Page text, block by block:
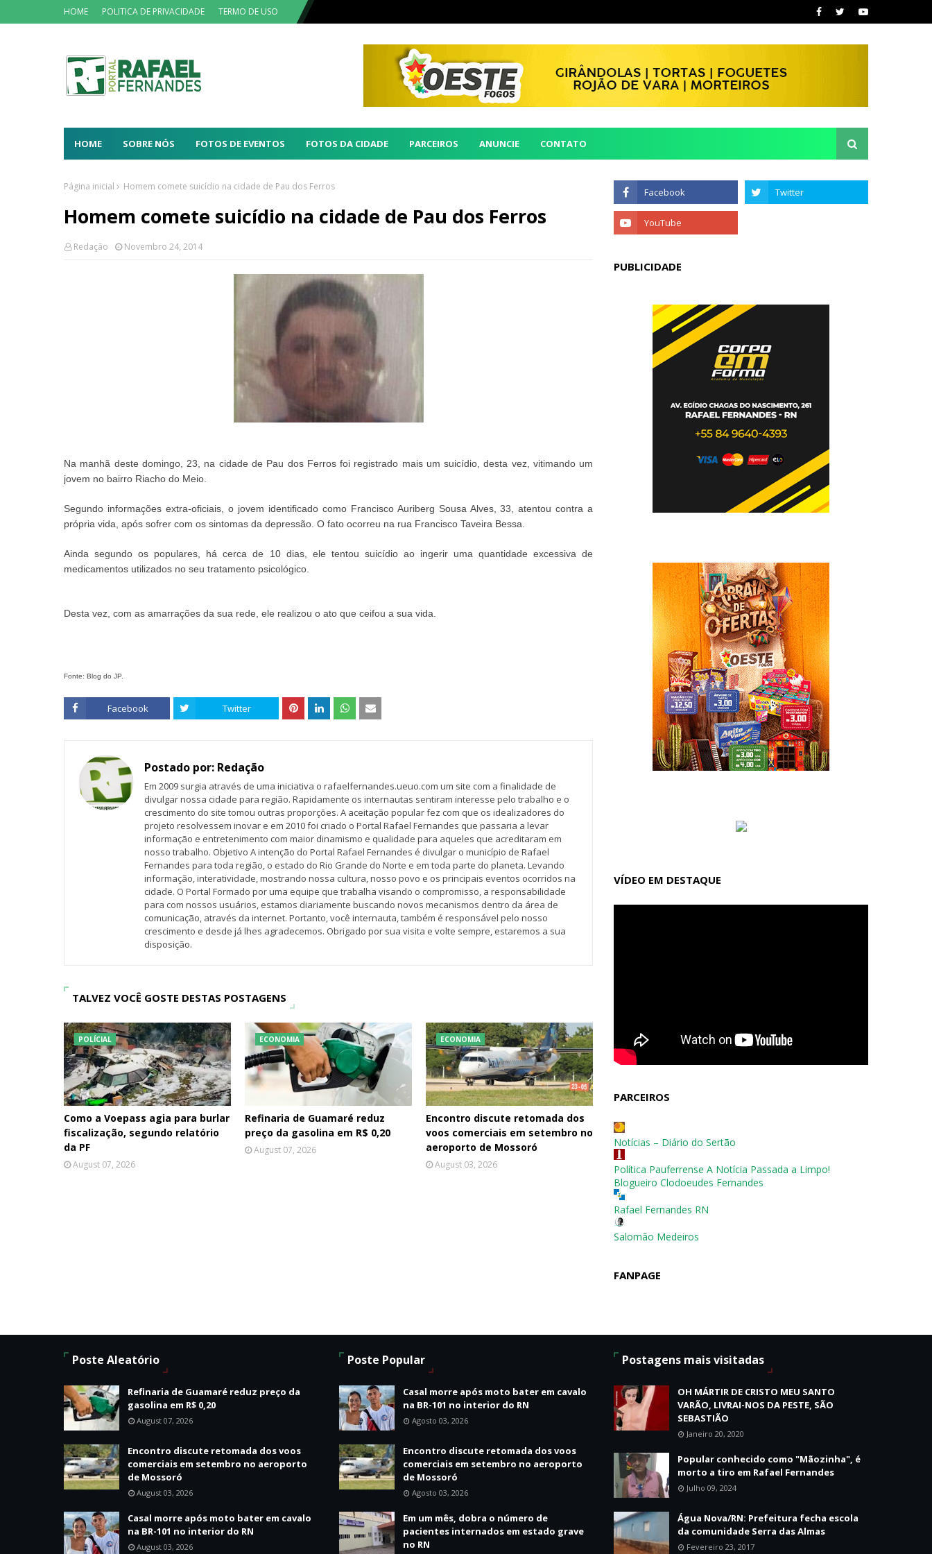
HOME POLITICA DE PRIVACIDADE TERMO DE USO
HOME SOBRE NÓS FOTOS DE EVENTOS FOTOS DA CIDADE PARCEIROS ANUNCIE CONTATO
Página inicial Homem comete suicídio na cidade de Pau dos Ferros
Homem comete suicídio na cidade de Pau dos Ferros
Redação Novembro 24, 2014
Na manhã deste domingo, 23, na cidade de Pau dos Ferros foi registrado mais um suicídio, desta vez, vitimando um
jovem no bairro Riacho do Meio.
Segundo informações extra-oficiais, o jovem identificado como Francisco Auriberg Sousa Alves, 33, atentou contra a
própria vida, após sofrer com os sintomas da depressão. O fato ocorreu na rua Francisco Taveira Bessa.
Ainda segundo os populares, há cerca de 10 dias, ele tentou suicídio ao ingerir uma quantidade excessiva de
medicamentos utilizados no seu tratamento psicológico.
Desta vez, com as amarrações da sua rede, ele realizou o ato que ceifou a sua vida.
Fonte: Blog do JP.
Facebook Twitter
Postado por: Redação
Em 2009 surgia através de uma iniciativa o rafaelfernandes.ueuo.com um site com a finalidade de
divulgar nossa cidade para região. Rapidamente os internautas sentiram interesse pelo trabalho e o
crescimento do site tomou outras proporções. A aceitação popular fez com que os idealizadores do
projeto resolvessem inovar e em 2010 foi criado o Portal Rafael Fernandes que passaria a levar
informação e entretenimento com maior dinamismo e qualidade para aqueles que acreditaram em
nosso trabalho. Objetivo A intenção do Portal Rafael Fernandes é divulgar o município de Rafael
Fernandes para toda região, o estado do Rio Grande do Norte e em toda parte do planeta. Levando
informação, interatividade, mostrando nossa cultura, nosso povo e os principais eventos ocorridos na
cidade. O Portal Formado por uma equipe que trabalha visando o compromisso, a responsabilidade
para com nossos usuários, estamos diariamente buscando novos mecanismos dentro da área de
comunicação, através da internet. Portanto, você internauta, também é responsável pelo nosso
crescimento e desde já lhes agradecemos. Obrigado por sua visita e volte sempre, estaremos a sua
disposição.
TALVEZ VOCÊ GOSTE DESTAS POSTAGENS
POLÍCIAL
Como a Voepass agia para burlar
fiscalização, segundo relatório
da PF
August 07, 2026
ECONOMIA
Refinaria de Guamaré reduz
preço da gasolina em R$ 0,20
August 07, 2026
ECONOMIA
Encontro discute retomada dos
voos comerciais em setembro no
aeroporto de Mossoró
August 03, 2026
PUBLICIDADE
VÍDEO EM DESTAQUE
PARCEIROS
Notícias – Diário do Sertão
Política Pauferrense A Notícia Passada a Limpo!
Blogueiro Clodoeudes Fernandes
Rafael Fernandes RN
Salomão Medeiros
FANPAGE
Poste Aleatório
Refinaria de Guamaré reduz preço da
gasolina em R$ 0,20
August 07, 2026
Encontro discute retomada dos voos
comerciais em setembro no aeroporto
de Mossoró
August 03, 2026
Casal morre após moto bater em cavalo
na BR-101 no interior do RN
August 03, 2026
Poste Popular
Casal morre após moto bater em cavalo
na BR-101 no interior do RN
Agosto 03, 2026
Encontro discute retomada dos voos
comerciais em setembro no aeroporto
de Mossoró
Agosto 03, 2026
Em um mês, dobra o número de
pacientes internados em estado grave
no RN
Postagens mais visitadas
OH MÁRTIR DE CRISTO MEU SANTO
VARÃO, LIVRAI-NOS DA PESTE, SÃO
SEBASTIÃO
Janeiro 20, 2020
Popular conhecido como "Mãozinha", é
morto a tiro em Rafael Fernandes
Julho 09, 2024
Água Nova/RN: Prefeitura fecha escola
da comunidade Serra das Almas
Fevereiro 23, 2017